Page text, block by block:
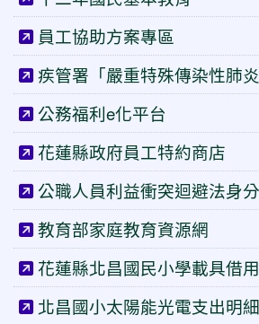
員工協助方案專區
疾管署「嚴重特殊傳染性肺
公務福利e化平台
花蓮縣政府員工特約商店
公職人員利益衝突迴避法身
教育部家庭教育資源網
花蓮縣北昌國民小學載具借
北昌國小太陽能光電支出明細